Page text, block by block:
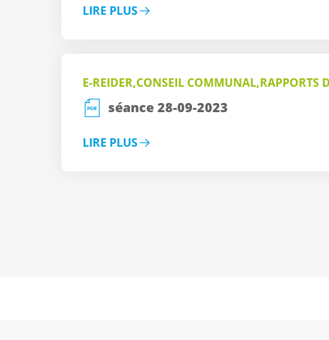
LIRE PLUS
E-REIDER,CONSEIL COMMUNAL,RAPPORTS
séance 28-09-2023
LIRE PLUS